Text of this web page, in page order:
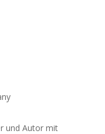
und Autor mit